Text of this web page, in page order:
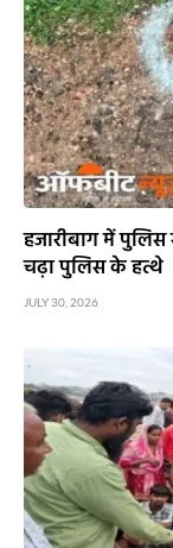
हजारीबाग में
चढ़ा पुलिस के हत्थे
JULY 30, 2026